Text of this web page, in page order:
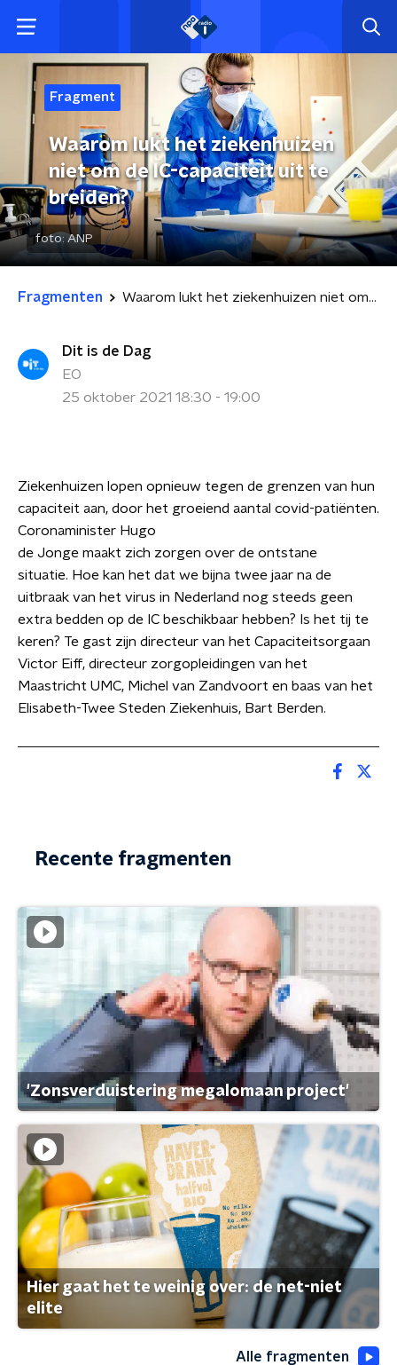
Fragment
Waarom lukt het ziekenhuizen
niet om de IC-capaciteit uit te
breiden?
foto: ANP
Fragmenten Waarom lukt het ziekenhuizen niet om de IC-capaciteit uit te breiden?
Dit is de Dag
EO
25 oktober 2021 18:30 - 19:00
Ziekenhuizen lopen opnieuw tegen de grenzen van hun
capaciteit aan, door het groeiend aantal covid-patiënten.
Coronaminister Hugo
de Jonge maakt zich zorgen over de ontstane
situatie. Hoe kan het dat we bijna twee jaar na de
uitbraak van het virus in Nederland nog steeds geen
extra bedden op de IC beschikbaar hebben? Is het tij te
keren? Te gast zijn directeur van het Capaciteitsorgaan
Victor Eiff, directeur zorgopleidingen van het
Maastricht UMC, Michel van Zandvoort en baas van het
Elisabeth-Twee Steden Ziekenhuis, Bart Berden.
Recente fragmenten
'Zonsverduistering megalomaan project'
Hier gaat het te weinig over: de net-niet
elite
Alle fragmenten